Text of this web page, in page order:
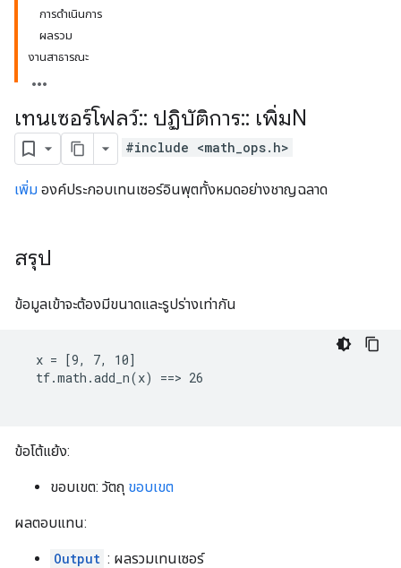
การดำเนินการ
ผลรวม
งานสาธารณะ
เทนเซอร์โฟลว์:: ปฏิบัติการ:: เพิ่มN
#include <math_ops.h>
เพิ่ม องค์ประกอบเทนเซอร์อินพุตทั้งหมดอย่างชาญฉลาด
สรุป
ข้อมูลเข้าจะต้องมีขนาดและรูปร่างเท่ากัน
  x = [9, 7, 10]
  tf.math.add_n(x) ==> 26
ข้อโต้แย้ง:
ขอบเขต: วัตถุ ขอบเขต
ผลตอบแทน:
Output : ผลรวมเทนเซอร์